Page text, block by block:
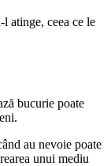
atinge, ceea ce le
bucurie poate
au nevoie poate
unui mediu